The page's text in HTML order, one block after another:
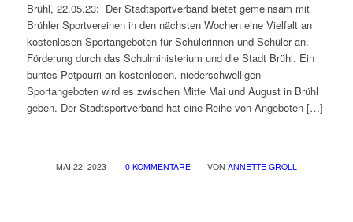
Brühl, 22.05.23: Der Stadtsportverband bietet gemeinsam mit
Brühler Sportvereinen in den nächsten Wochen eine Vielfalt an
kostenlosen Sportangeboten für Schülerinnen und Schüler an.
Förderung durch das Schulministerium und die Stadt Brühl. Ein
buntes Potpourri an kostenlosen, niederschwelligen
Sportangeboten wird es zwischen Mitte Mai und August in Brühl
geben. Der Stadtsportverband hat eine Reihe von Angeboten […]
MAI 22, 2023
/ 0 KOMMENTARE
/ VON ANNETTE GROLL